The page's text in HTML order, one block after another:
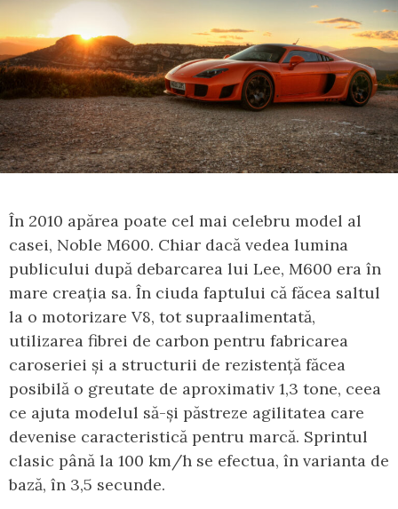
În 2010 apărea poate cel mai celebru model al
casei, Noble M600. Chiar dacă vedea lumina
publicului după debarcarea lui Lee, M600 era în
mare creația sa. În ciuda faptului că făcea saltul
la o motorizare V8, tot supraalimentată,
utilizarea fibrei de carbon pentru fabricarea
caroseriei și a structurii de rezistență făcea
posibilă o greutate de aproximativ 1,3 tone, ceea
ce ajuta modelul să-și păstreze agilitatea care
devenise caracteristică pentru marcă. Sprintul
clasic până la 100 km/h se efectua, în varianta de
bază, în 3,5 secunde.